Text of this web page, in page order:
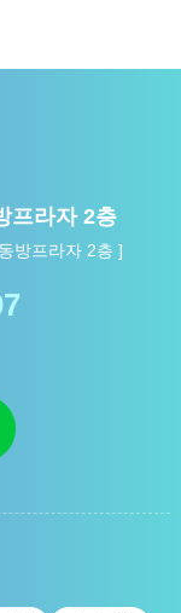
프라자 2층
방프라자 2층 ]